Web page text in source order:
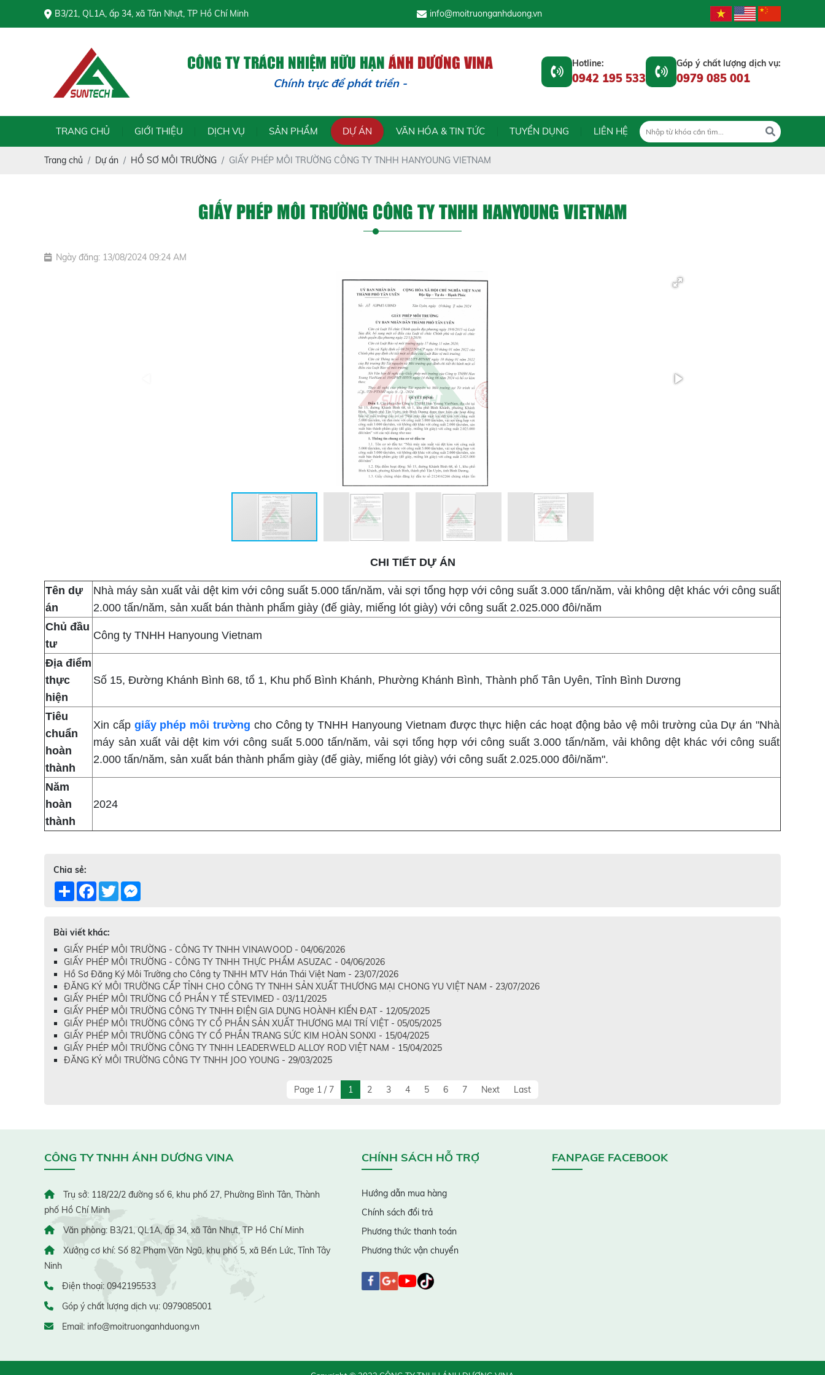
B3/21, QL1A, ấp 34, xã Tân Nhựt, TP Hồ Chí Minh info@moitruonganhduong.vn
CÔNG TY TRÁCH NHIỆM HỮU HẠNÁNH DƯƠNG VINA
Chính trực để phát triển - Trách n
Hotline:
0942 195 533
Góp ý chất lượng dịch vụ:
0979 085 001
TRANG CHỦ GIỚI THIỆU DỊCH VỤ SẢN PHẨM DỰ ÁN VĂN HÓA & TIN TỨC TUYỂN DỤNG LIÊN HỆ
Trang chủ Dự án HỒ SƠ MÔI TRƯỜNG GIẤY PHÉP MÔI TRƯỜNG CÔNG TY TNHH HANYOUNG VIETNAM
GIẤY PHÉP MÔI TRƯỜNG CÔNG TY TNHH HANYOUNG VIETNAM
Ngày đăng: 13/08/2024 09:24 AM
CHI TIẾT DỰ ÁN
Tên dự
án
Nhà máy sản xuất vải dệt kim với công suất 5.000 tấn/năm, vải sợi tổng hợp với công suất 3.000 tấn/năm, vải không dệt khác với công suất
2.000 tấn/năm, sản xuất bán thành phẩm giày (đế giày, miếng lót giày) với công suất 2.025.000 đôi/năm
Chủ đầu
tư
Công ty TNHH Hanyoung Vietnam
Địa điểm
thực
hiện
Số 15, Đường Khánh Bình 68, tổ 1, Khu phố Bình Khánh, Phường Khánh Bình, Thành phố Tân Uyên, Tỉnh Bình Dương
Tiêu
chuẩn
hoàn
thành
Xin cấp giấy phép môi trường cho Công ty TNHH Hanyoung Vietnam được thực hiện các hoạt động bảo vệ môi trường của Dự án "Nhà
máy sản xuất vải dệt kim với công suất 5.000 tấn/năm, vải sợi tổng hợp với công suất 3.000 tấn/năm, vải không dệt khác với công suất
2.000 tấn/năm, sản xuất bán thành phẩm giày (đế giày, miếng lót giày) với công suất 2.025.000 đôi/năm".
Năm
hoàn
thành
2024
Chia sẻ:
Share Facebook
Twitter
Bài viết khác:
GIẤY PHÉP MÔI TRƯỜNG - CÔNG TY TNHH VINAWOOD - 04/06/2026
GIẤY PHÉP MÔI TRƯỜNG - CÔNG TY TNHH THỰC PHẨM ASUZAC - 04/06/2026
Hồ Sơ Đăng Ký Môi Trường cho Công ty TNHH MTV Hán Thái Việt Nam - 23/07/2026
ĐĂNG KÝ MÔI TRƯỜNG CẤP TỈNH CHO CÔNG TY TNHH SẢN XUẤT THƯƠNG MẠI CHONG YU VIỆT NAM - 23/07/2026
GIẤY PHÉP MÔI TRƯỜNG CỔ PHẦN Y TẾ STEVIMED - 03/11/2025
GIẤY PHÉP MÔI TRƯỜNG CÔNG TY TNHH ĐIỆN GIA DỤNG HOÀNH KIẾN ĐẠT - 12/05/2025
GIẤY PHÉP MÔI TRƯỜNG CÔNG TY CỔ PHẦN SẢN XUẤT THƯƠNG MẠI TRÍ VIỆT - 05/05/2025
GIẤY PHÉP MÔI TRƯỜNG CÔNG TY CỔ PHẦN TRANG SỨC KIM HOÀN SONXI - 15/04/2025
GIẤY PHÉP MÔI TRƯỜNG CÔNG TY TNHH LEADERWELD ALLOY ROD VIỆT NAM - 15/04/2025
ĐĂNG KÝ MÔI TRƯỜNG CÔNG TY TNHH JOO YOUNG - 29/03/2025
Page 1 / 7 1 2 3 4 5 6 7 Next Last
CÔNG TY TNHH ÁNH DƯƠNG VINA
Trụ sở: 118/22/2 đường số 6, khu phố 27, Phường Bình Tân, Thành
phố Hồ Chí Minh
Văn phòng: B3/21, QL1A, ấp 34, xã Tân Nhựt, TP Hồ Chí Minh
Xưởng cơ khí: Số 82 Phạm Văn Ngũ, khu phố 5, xã Bến Lức, Tỉnh Tây
Ninh
Điện thoại: 0942195533
Góp ý chất lượng dịch vụ: 0979085001
Email: info@moitruonganhduong.vn
CHÍNH SÁCH HỖ TRỢ
Hướng dẫn mua hàng
Chính sách đổi trả
Phương thức thanh toán
Phương thức vận chuyển
FANPAGE FACEBOOK